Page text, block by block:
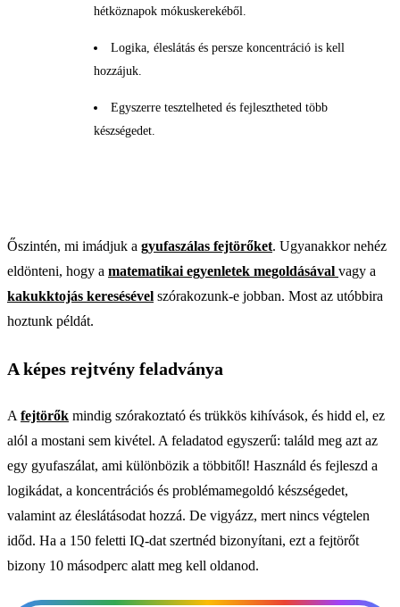
hétköznapok mókuskerekéből.
Logika, éleslátás és persze koncentráció is kell
hozzájuk.
Egyszerre tesztelheted és fejlesztheted több
készségedet.
Őszintén, mi imádjuk a gyufaszálas fejtörőket. Ugyanakkor nehéz
eldönteni, hogy a matematikai egyenletek megoldásával vagy a
kakukktojás keresésével szórakozunk-e jobban. Most az utóbbira
hoztunk példát.
A képes rejtvény feladványa
A fejtörők mindig szórakoztató és trükkös kihívások, és hidd el, ez
alól a mostani sem kivétel. A feladatod egyszerű: találd meg azt az
egy gyufaszálat, ami különbözik a többitől! Használd és fejleszd a
logikádat, a koncentrációs és problémamegoldó készségedet,
valamint az éleslátásodat hozzá. De vigyázz, mert nincs végtelen
időd. Ha a 150 feletti IQ-dat szertnéd bizonyítani, ezt a fejtörőt
bizony 10 másodperc alatt meg kell oldanod.